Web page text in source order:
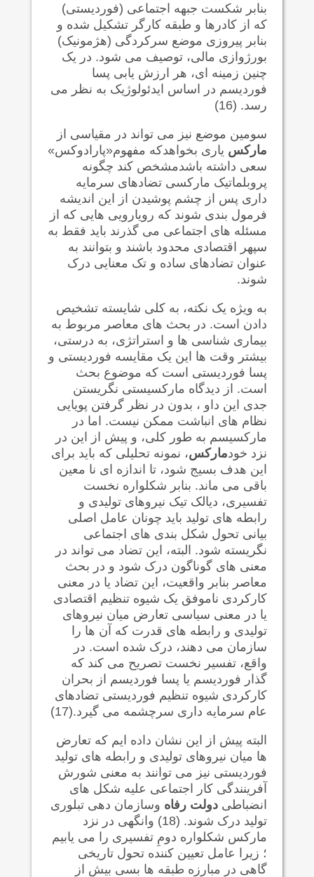
بنابر شکست جبهه اجتماعی (فوردیستی)
که از کادرها و طبقه کارگر تشکیل شده و
بنابر پیروزی موضع سرکردگی (هژمونیک)
بورژوازی مالی، توصیف می شود. در یک
چنین زمینه ای، هر ارزش یابی پسا
فوردیسم در اساس ایدئولوژیک به نظر می
رسد. (16)
سومین موضع نیز می تواند در مقیاسی از
مارکس یاری بخواهدکه مفهوم«پارادوکس»
سعی داشته باشدمشخص کند چگونه
پروبلماتیک مارکسی تضادهای سرمایه
داری پس از چشم پوشیدن از این اندیشه
فرمول بندی شوند که رویارویی هایی که از
مسئله های اجتماعی می گذرند باید فقط به
سپهر اقتصادی محدود باشند و بتوانند به
عنوان تضادهای ساده و تک معنایی درک
شوند.
به ویژه یک نکته، به کلی شایسته تشخیص
دادن است. در بحث های معاصر مربوط به
بیماری شناسی ها و استراتژی، به درستی،
بیشتر وقت ها این یک مقایسه فوردیستی و
پسا فوردیستی است که موضوع بحث
است. از دیدگاه مارکسیستی نگریستن
جدی این داو ، بدون در نظر گرفتن پویایی
نظام های انباشت ممکن نیست. اما در
مارکسیسم به طور کلی، و پیش از این در
نزد خودمارکس، نمونه تحلیلی که باید برای
این هدف بسیج شود، تا اندازه ای نا معین
باقی می ماند. بنابر شکلواره نخست
تفسیری، دیالک تیک نیروهای تولیدی و
رابطه های تولید باید چونان عامل اصلی
بیانی تحول شکل بندی های اجتماعی
نگریسته شود. البته، این تضاد می تواند در
معنی های گوناگون درک شود و در بحث
معاصر بنابر واقعیت، این تضاد یا در معنی
کارکردی ناموفق یک شیوه تنظیم اقتصادی
یا در معنی سیاسی تعارض میان نیروهای
تولیدی و رابطه های قدرت که آن ها را
سازمان می دهند، درک شده است. در
واقع، تفسیر نخست تصریح می کند که
گذار فوردیسم یا پسا فوردیسم از بحران
کارکردی شیوه تنظیم فوردیستی تضادهای
عام سرمایه داری سرچشمه می گیرد.(17)
البته پیش از این نشان داده ایم که تعارض
ها میان نیروهای تولیدی و رابطه های تولید
فوردیستی نیز می توانند به معنی شورش
آفرینندگی کار اجتماعی علیه شکل های
انضباطیدولت رفاه وسازمان دهی تبلوری
تولید درک شوند. (18) وانگهی در نزد
مارکس شکلواره دومِ تفسیری را می یابیم
؛ زیرا عامل تعیین کننده تحول تاریخی
گاهی در مبارزه طبقه ها بسی بیش از